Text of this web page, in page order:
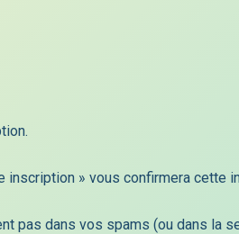
inscription » vous confirmera cette
pas dans vos spams (ou dans la